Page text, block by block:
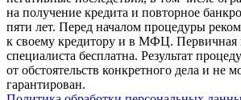
на получение кредита и повторное
пяти лет. Перед началом процедуры
к своему кредитору и в МФЦ. Первичная
специалиста бесплатна. Результат
от обстоятельств конкретного дела и не
гарантирован.